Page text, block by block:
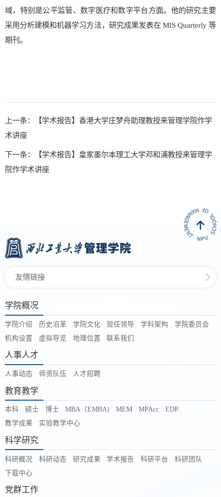
域，特别是公平监管、数字医疗和数字平台方面。他的研究主要
采用分析建模和机器学习方法，研究成果发表在 MIS Quarterly 等
期刊。
上一条：【学术报告】香港大学庄梦舟助理教授来管理学院作学
术讲座
下一条：【学术报告】皇家墨尔本理工大学邓和浦教授来管理学
院作学术讲座
友情链接
学院概况
学院介绍 历史沿革 学院文化 现任领导 学科架构
学院委员会
机构设置
虚拟导览 地理位置 联系我们
人事人才
人事动态 师资队伍 人才招聘
教育教学
本科 硕士 博士 MBA（EMBA) MEM MPAcc
EDP
教学成果
实验教学中心
科学研究
科研概况 科研动态 研究成果 学术报告 科研平台
科研团队
下载中心
党群工作